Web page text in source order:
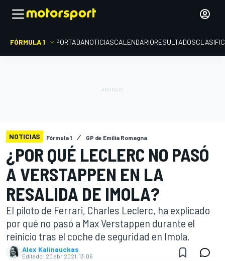
FÓRMULA 1 PORTADANOTICIASCALENDARIORESULTADOS
NOTICIAS Fórmula 1 GP de Emilia Romagna
¿POR QUÉ LECLERC NO PASÓ
A VERSTAPPEN EN LA
RESALIDA DE IMOLA?
El piloto de Ferrari, Charles Leclerc, ha explicado
por qué no pasó a Max Verstappen durante el
reinicio tras el coche de seguridad en Imola.
Alex Kalinauckas
Editado: 20 abr 2021, 13:06